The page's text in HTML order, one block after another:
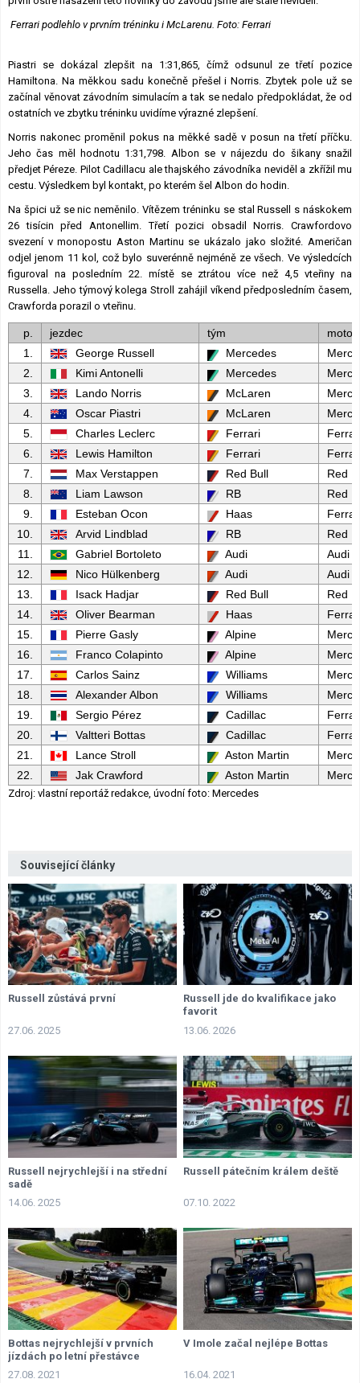
Ferrari podlehlo v prvním tréninku i McLarenu. Foto: Ferrari
Piastri se dokázal zlepšit na 1:31,865, čímž odsunul ze třetí pozice
Hamiltona. Na měkkou sadu konečně přešel i Norris. Zbytek pole už se
začínal věnovat závodním simulacím a tak se nedalo předpokládat, že od
ostatních ve zbytku tréninku uvidíme výrazné zlepšení.
Norris nakonec proměnil pokus na měkké sadě v posun na třetí příčku.
Jeho čas měl hodnotu 1:31,798. Albon se v nájezdu do šikany snažil
předjet Péreze. Pilot Cadillacu ale thajského závodníka neviděl a zkřížil mu
cestu. Výsledkem byl kontakt, po kterém šel Albon do hodin.
Na špici už se nic neměnilo. Vítězem tréninku se stal Russell s náskokem
26 tisícin před Antonellim. Třetí pozici obsadil Norris. Crawfordovo
svezení v monopostu Aston Martinu se ukázalo jako složité. Američan
odjel jenom 11 kol, což bylo suverénně nejméně ze všech. Ve výsledcích
figuroval na posledním 22. místě se ztrátou více než 4,5 vteřiny na
Russella. Jeho týmový kolega Stroll zahájil víkend předposledním časem,
Crawforda porazil o vteřinu.
p. jezdec tým
motor
1.
George Russell Mercedes
2.
Kimi Antonelli Mercedes
3.
Lando Norris McLaren
4.
Oscar Piastri McLaren
5.
Charles Leclerc Ferrari
6.
Lewis Hamilton Ferrari
7.
Max Verstappen Red Bull
Red
8.
Liam Lawson RB
Red
9.
Esteban Ocon Haas
10.
Arvid Lindblad RB
Red
11.
Gabriel Bortoleto Audi
Audi
12.
Nico Hülkenberg Audi
Audi
13.
Isack Hadjar Red Bull
Red
14.
Oliver Bearman Haas
15.
Pierre Gasly Alpine
16.
Franco Colapinto Alpine
17.
Carlos Sainz Williams
18.
Alexander Albon Williams
19.
Sergio Pérez Cadillac
20.
Valtteri Bottas Cadillac
21.
Lance Stroll Aston Martin
22.
Jak Crawford Aston Martin
Zdroj: vlastní reportáž redakce, úvodní foto: Mercedes
Související články
Russell zůstává první
27.06. 2025
Russell jde do kvalifikace jako
favorit
13.06. 2026
Russell nejrychlejší i na střední
sadě
14.06. 2025
Russell pátečním králem deště
07.10. 2022
Bottas nejrychlejší v prvních
jízdách po letní přestávce
27.08. 2021
V Imole začal nejlépe Bottas
16.04. 2021